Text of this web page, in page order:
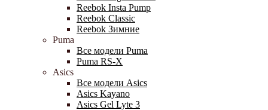
Reebok Insta Pump
Reebok Classic
Reebok Зимние
Puma
Все модели Puma
Puma RS-X
Asics
Все модели Asics
Asics Kayano
Asics Gel Lyte 3